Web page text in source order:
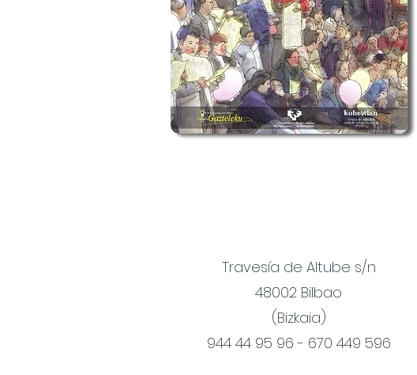
Travesía de Altube s/n
48002 Bilbao
(Bizkaia)
944 44 95 96 - 670 449 596